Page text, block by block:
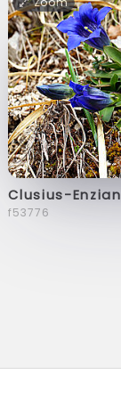
Clusius-Enzian
f53776